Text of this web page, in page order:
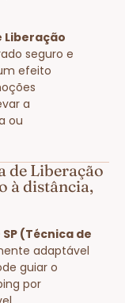
Liberação
seguro e
efeito
a
ou
de Liberação
à distância,
(Técnica de
adaptável
guiar o
por